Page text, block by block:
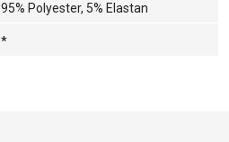
95% Polyester, 5% Elastan
*